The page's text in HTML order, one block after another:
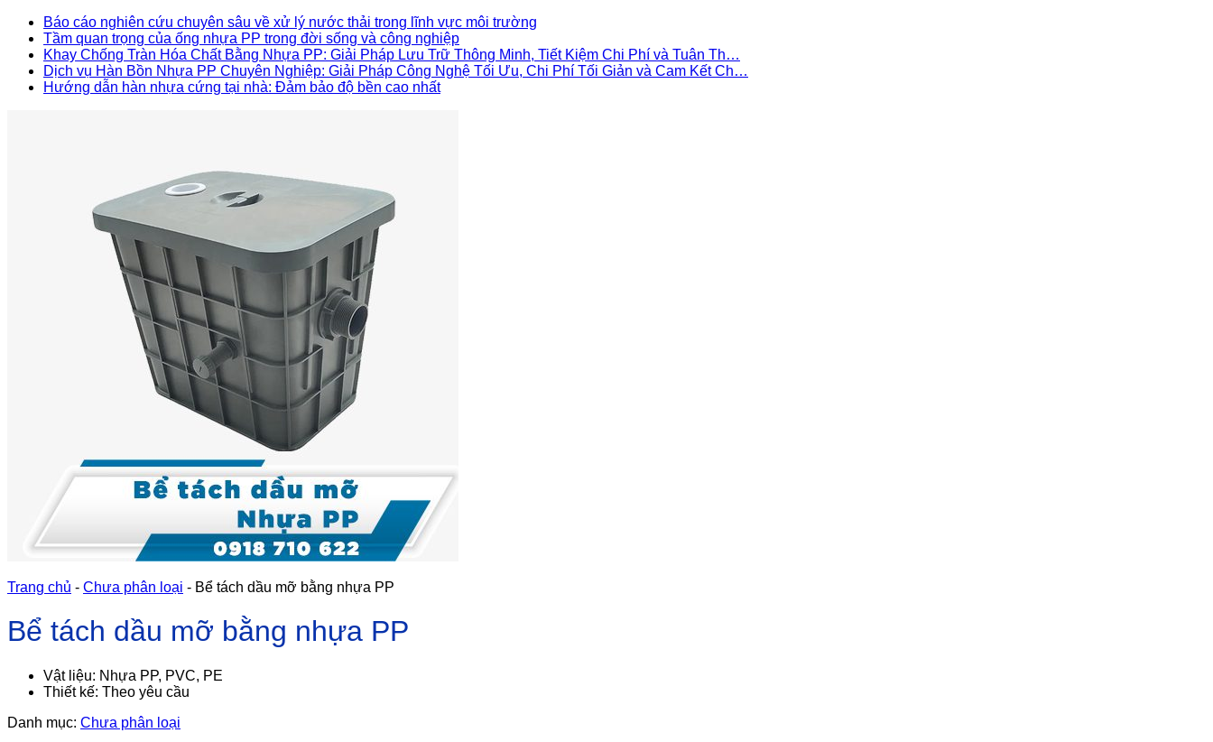
Báo cáo nghiên cứu chuyên sâu về xử lý nước thải trong lĩnh vực môi trường
Tầm quan trọng của ống nhựa PP trong đời sống và công nghiệp
Khay Chống Tràn Hóa Chất Bằng Nhựa PP: Giải Pháp Lưu Trữ Thông Minh, Tiết Kiệm Chi Phí và Tuân Th…
Dịch vụ Hàn Bồn Nhựa PP Chuyên Nghiệp: Giải Pháp Công Nghệ Tối Ưu, Chi Phí Tối Giản và Cam Kết Ch…
Hướng dẫn hàn nhựa cứng tại nhà: Đảm bảo độ bền cao nhất
Trang chủ - Chưa phân loại - Bể tách dầu mỡ bằng nhựa PP
Bể tách dầu mỡ bằng nhựa PP
Vật liệu: Nhựa PP, PVC, PE
Thiết kế: Theo yêu cầu
Danh mục: Chưa phân loại